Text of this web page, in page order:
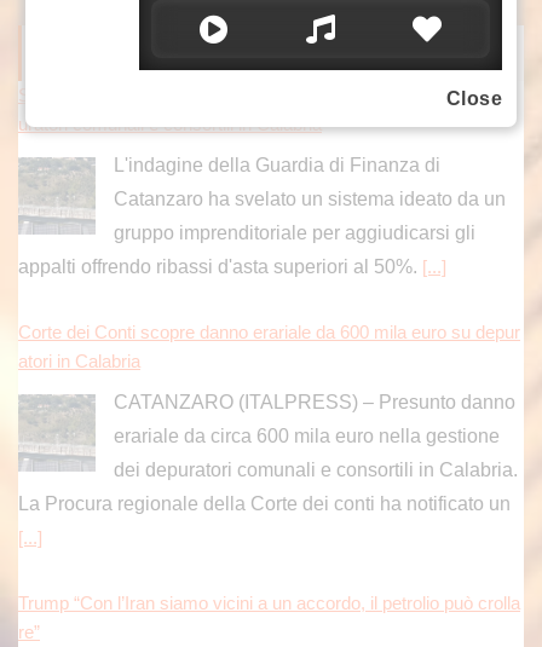
ITALPRESS NEWS
Scoperto danno erariale da 600 mila euro nella gestione dei dep
uratori comunali e consortili in Calabria
L'indagine della Guardia di Finanza di
Catanzaro ha svelato un sistema ideato da un
gruppo imprenditoriale per aggiudicarsi gli
appalti offrendo ribassi d'asta superiori al 50%. [...]
Corte dei Conti scopre danno erariale da 600 mila euro su depur
atori in Calabria
CATANZARO (ITALPRESS) – Presunto danno
erariale da circa 600 mila euro nella gestione
dei depuratori comunali e consortili in Calabria.
La Procura regionale della Corte dei conti ha notificato un
[...]
Trump “Con l’Iran siamo vicini a un accordo, il petrolio può crolla
re”
Close